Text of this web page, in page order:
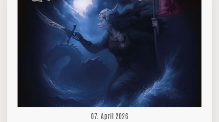
moderner Death Metal mit brutaler Härte, der schwedische
Aggressivität, progressive Präzision und Hardcore-Intensität vereint.
Inhaltlich greift die Band…
07. April 2026